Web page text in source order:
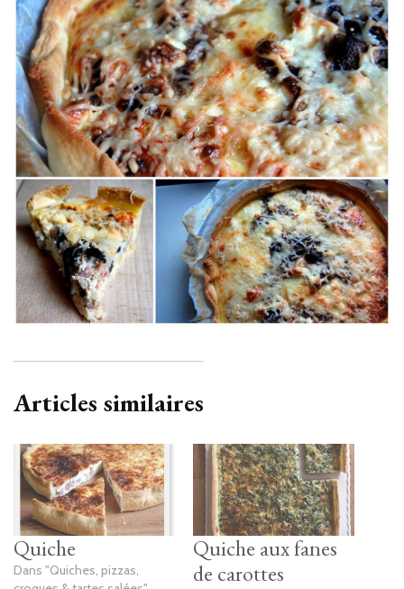
Articles similaires
Quiche
Dans "Quiches, pizzas,
Quiche aux fanes
de carottes